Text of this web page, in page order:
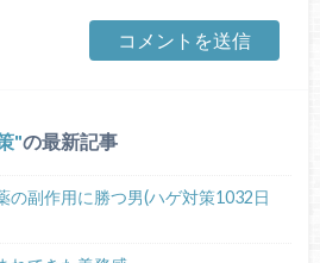
の最新記事
の副作用に勝つ男(ハゲ対策1032日